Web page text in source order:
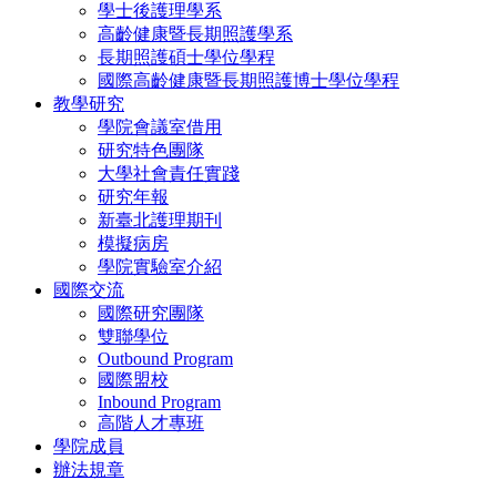
學士後護理學系
高齡健康暨長期照護學系
長期照護碩士學位學程
國際高齡健康暨長期照護博士學位學程
教學研究
學院會議室借用
研究特色團隊
大學社會責任實踐
研究年報
新臺北護理期刊
模擬病房
學院實驗室介紹
國際交流
國際研究團隊
雙聯學位
Outbound Program
國際盟校
Inbound Program
高階人才專班
學院成員
辦法規章